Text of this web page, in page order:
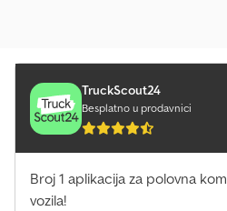
TruckScout24
Besplatno u prodavnici
Broj 1 aplikacija za polovna
vozila!